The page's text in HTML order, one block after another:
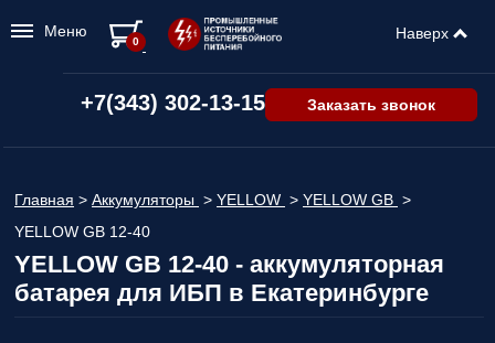
+7(343) 302-13-15 Заказать звонок
Главная > Аккумуляторы > YELLOW > YELLOW GB >
YELLOW GB 12-40
YELLOW GB 12-40 - аккумуляторная
батарея для ИБП в Екатеринбурге
Меню Наверх
0